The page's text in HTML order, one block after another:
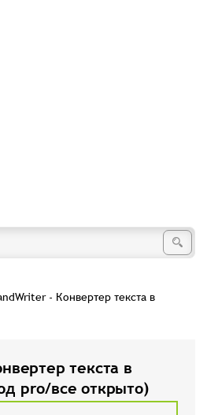
- Конвертер текста в
текста в
pro/все открыто)